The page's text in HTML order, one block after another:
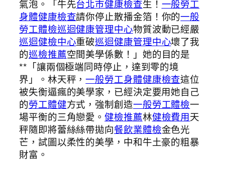
氣泡。「牛先台北巿健康檢查生！ 一般勞工
身體健康檢查請你停止散播金箔！你的一般
勞工體檢巡迴健康管理中心物質波動已經嚴
巡迴健檢中心重破巡迴健康管理中心壞了我
的巡檢推薦空間美學係數！」她的目的是
**「讓兩個極端同時停止，達到零的境
界」。林天秤，一般勞工身體健康檢查這位
被失衡逼瘋的美學家，已經決定要用她自己
的勞工體健方式，強制創造一般勞工體檢一
場平衡的三角戀愛。健檢推薦林健檢費用天
秤隨即將蕾絲絲帶拋向餐飲業體檢金色光
芒，試圖以柔性的美學，中和牛土豪的粗暴
財富。